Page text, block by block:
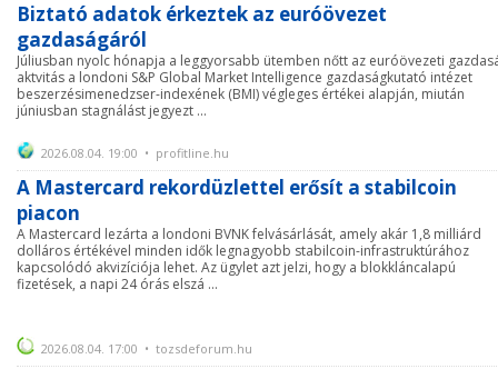
Biztató adatok érkeztek az euróövezet
gazdaságáról
Júliusban nyolc hónapja a leggyorsabb ütemben nőtt az euróövezeti
aktvitás a londoni S&P Global Market Intelligence gazdaságkutató intézet
beszerzésimenedzser-indexének (BMI) végleges értékei alapján, miután
júniusban stagnálást jegyezt ...
2026.08.04. 19:00 • profitline.hu
A Mastercard rekordüzlettel erősít a stabilcoin
piacon
A Mastercard lezárta a londoni BVNK felvásárlását, amely akár 1,8 milliárd
dolláros értékével minden idők legnagyobb stabilcoin-infrastruktúrához
kapcsolódó akvizíciója lehet. Az ügylet azt jelzi, hogy a blokkláncalapú
fizetések, a napi 24 órás elszá ...
2026.08.04. 17:00 • tozsdeforum.hu